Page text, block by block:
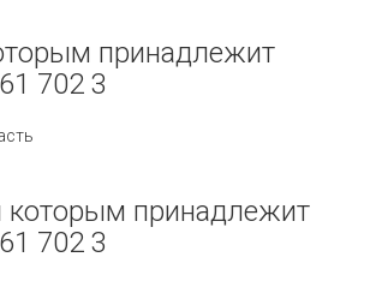
принадлежит
702 3
которым принадлежит
702 3